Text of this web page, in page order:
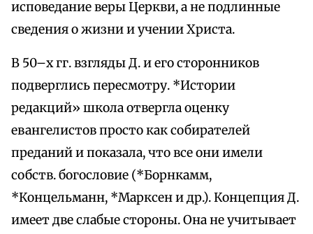
исповедание веры Церкви, а не подлинные
сведения о жизни и учении Христа.
В 50–х гг. взгляды Д. и его сторонников
подверглись пересмотру. *Истории
редакций» школа отвергла оценку
евангелистов просто как собирателей
преданий и показала, что все они имели
собств. богословие (*Борнкамм,
*Концельманн, *Марксен и др.). Концепция Д.
имеет две слабые стороны. Она не учитывает